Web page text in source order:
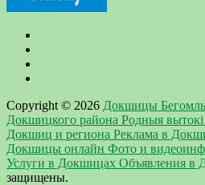
Copyright © 2026 Докшицы Бегомль
Докшицкого района Родныя вытокi
Докшиц и региона Реклама в
Докшицы онлайн Фото и
Услуги в Докшицах Объявления в
защищены.